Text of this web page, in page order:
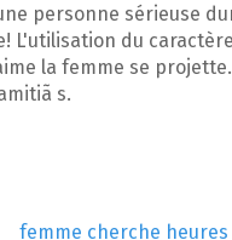
personne sérieuse
L'utilisation du
la femme se projette.
s.
femme cherche